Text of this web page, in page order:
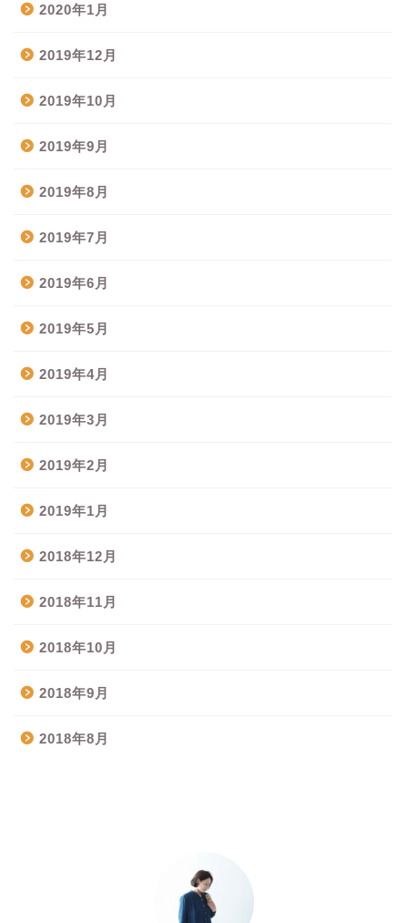
2020年1月
2019年12月
2019年10月
2019年9月
2019年8月
2019年7月
2019年6月
2019年5月
2019年4月
2019年3月
2019年2月
2019年1月
2018年12月
2018年11月
2018年10月
2018年9月
2018年8月